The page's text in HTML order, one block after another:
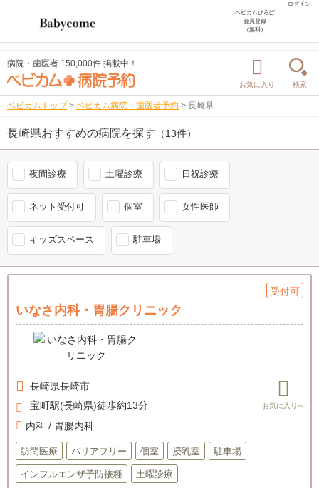
ログイン
ベビカムひろば
会員登録
（無料）
病院・歯医者 150,000件 掲載中！
お気に入り 検索
ベビカムトップ > ベビカム病院・歯医者予約 > 長崎県
長崎県おすすめの病院を探す （13件）
夜間診療 土曜診療 日祝診療
ネット受付可 個室 女性医師
キッズスペース 駐車場
受付可
いなさ内科・胃腸クリニック
長崎県長崎市
宝町駅(長崎県)徒歩約13分
内科 / 胃腸内科
訪問医療 バリアフリー 個室 授乳室 駐車場
インフルエンザ予防接種 土曜診療